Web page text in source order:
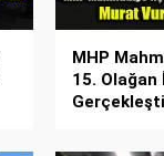
MHP
15. Olağan